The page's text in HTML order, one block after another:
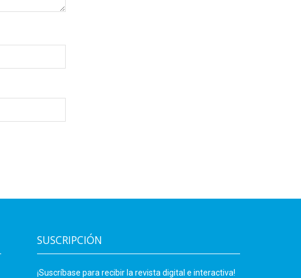
SUSCRIPCIÓN
¡Suscríbase para recibir la revista digital e interactiva!